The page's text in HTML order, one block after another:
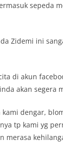
sepeda
Zidemi ini
di akun
akan segera
kami dengar,
tp kami yg
merasa